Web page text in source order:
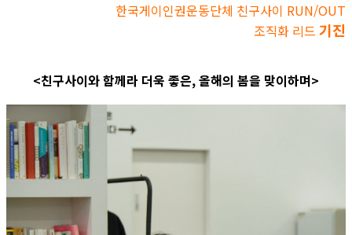
한국게이인권운동단체 친구사이 RUN/OUT
조직화 리드 기진
<친구사이와 함께라 더욱 좋은, 올해의 봄을 맞이하며>